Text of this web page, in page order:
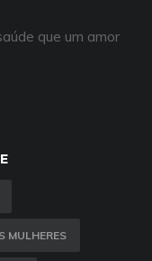
que um amor
MULHERES